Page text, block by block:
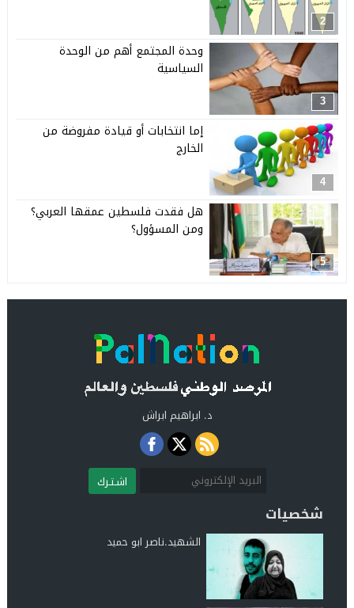
2
3
وحدة المجتمع أهم من الوحدة
السياسية
4
إما انتخابات أو قيادة مفروضة من
الخارج
5
هل فقدت فلسطين عمقها العربي؟
ومن المسؤول؟
د. ابراهيم ابراش
اشـتـرك
شخصيات
الشهيد.ناصر ابو حميد